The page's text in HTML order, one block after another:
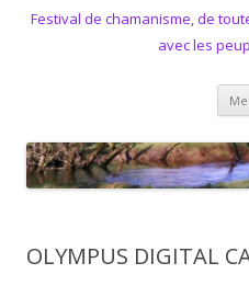
Festival de chamanisme, de
avec les
OLYMPUS DIGITAL